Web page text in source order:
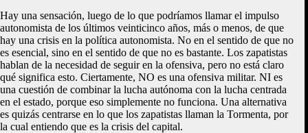
Hay una sensación, luego de lo que podríamos llamar el impulso
autonomista de los últimos veinticinco años, más o menos, de que
hay una crisis en la política autonomista. No en el sentido de que no
es esencial, sino en el sentido de que no es bastante. Los zapatistas
hablan de la necesidad de seguir en la ofensiva, pero no está claro
qué significa esto. Ciertamente, NO es una ofensiva militar. NI es
una cuestión de combinar la lucha autónoma con la lucha centrada
en el estado, porque eso simplemente no funciona. Una alternativa
es quizás centrarse en lo que los zapatistas llaman la Tormenta, por
la cual entiendo que es la crisis del capital.